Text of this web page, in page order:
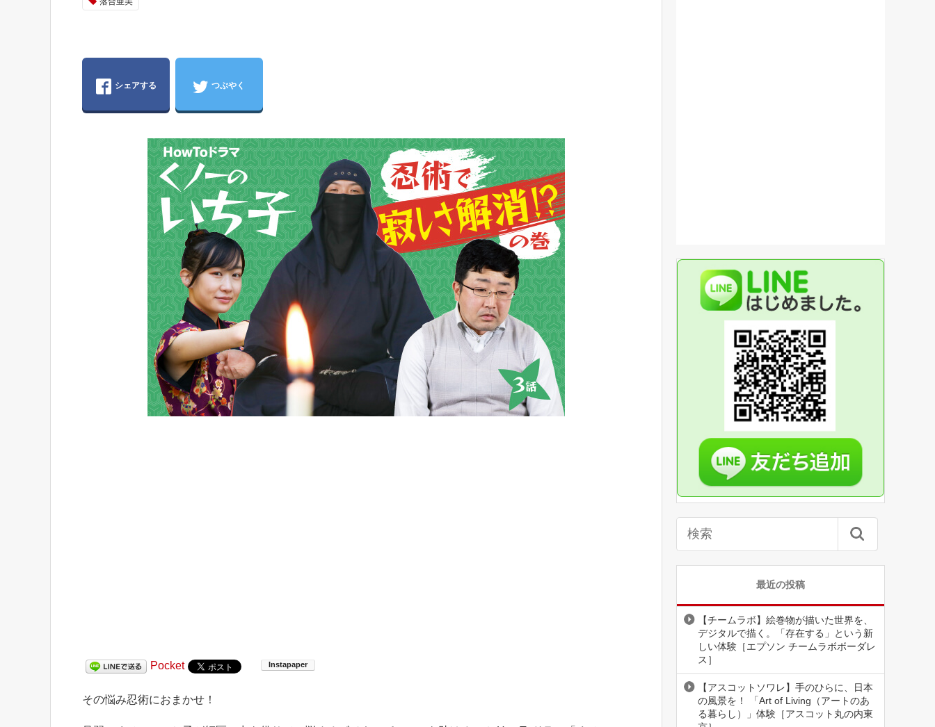
シェアする つぶやく
Pocket
その悩み忍術におまかせ！
最近の投稿
【チームラボ】絵巻物が描いた世界を、
デジタルで描く。「存在する」という新
しい体験［エプソン チームラボボーダレ
ス］
【アスコットソワレ】手のひらに、日本
の風景を！ 「Art of Living（アートのあ
る暮らし）」体験［アスコット丸の内東